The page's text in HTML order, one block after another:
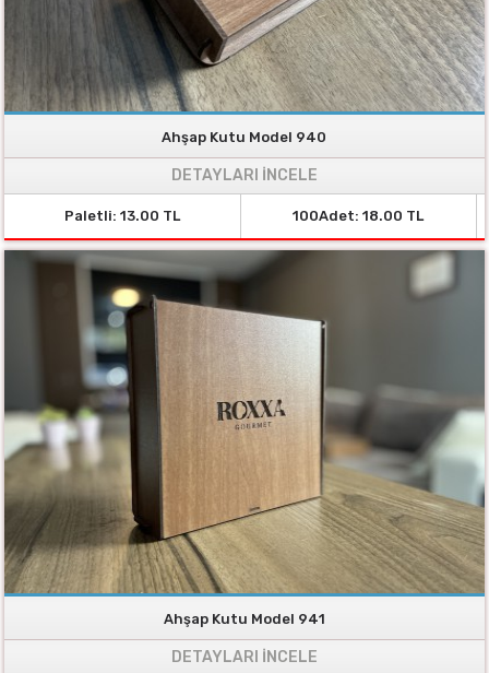
Ahşap Kutu Model 940
DETAYLARI İNCELE
Paletli: 13.00 TL 100Adet: 18.00 TL
Ahşap Kutu Model 941
DETAYLARI İNCELE